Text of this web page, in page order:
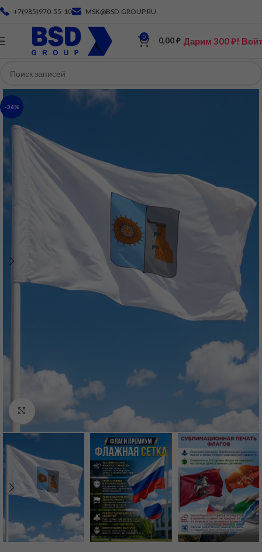
+7(985)970-55-10 MSK@BSD-GROUP.RU
0 0,00₽ Дарим 300 ₽!
-36%
Нажмите, чтобы увеличить